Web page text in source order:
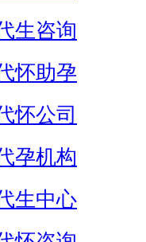
生咨询
怀助孕
怀公司
孕机构
生中心